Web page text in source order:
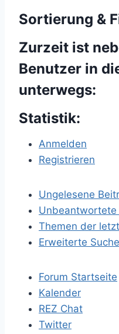
Sortierung &
Zurzeit ist
Benutzer in
unterwegs:
Statistik:
Anmelden
Registrieren
Ungelesene
Unbeantwortete
Themen der
Erweiterte Suche
Forum Startseite
Kalender
REZ Chat
Twitter